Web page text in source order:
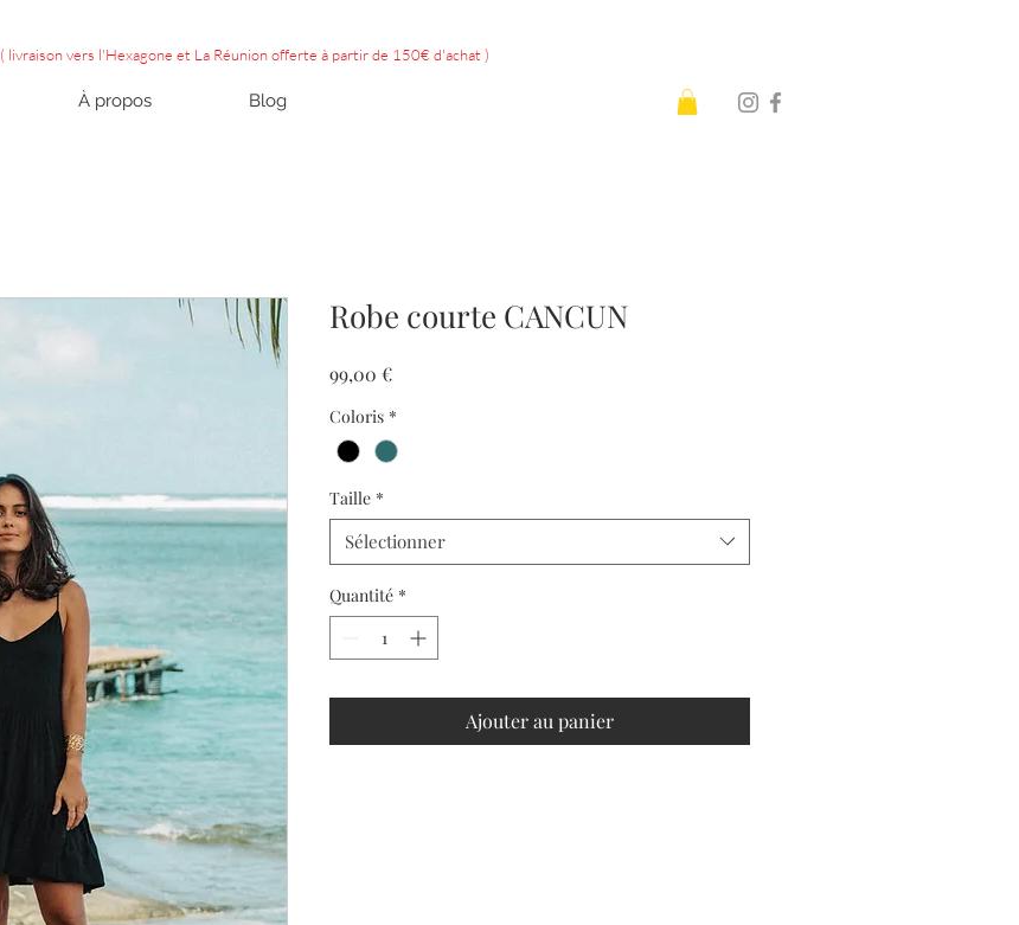
( livraison vers l'Hexagone et La Réunion offerte à partir de 150€ d'achat )
À propos Blog
Robe courte CANCUN
99,00 €Prix
Coloris *
Taille *
Sélectionner
Quantité *
Ajouter au panier